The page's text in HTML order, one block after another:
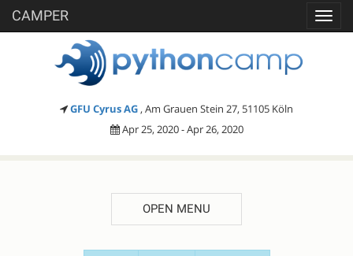
CAMPER
GFU Cyrus AG , Am Grauen Stein 27, 51105 Köln
Apr 25, 2020 - Apr 26, 2020
OPEN MENU